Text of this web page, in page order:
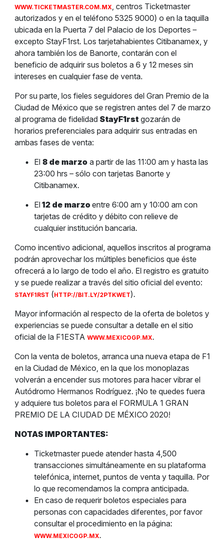
WWW.TICKETMASTER.COM.MX, centros Ticketmaster
autorizados y en el teléfono 5325 9000) o en la taquilla
ubicada en la Puerta 7 del Palacio de los Deportes –
excepto StayF1rst. Los tarjetahabientes Citibanamex, y
ahora también los de Banorte, contarán con el
beneficio de adquirir sus boletos a 6 y 12 meses sin
intereses en cualquier fase de venta.
Por su parte, los fieles seguidores del Gran Premio de la
Ciudad de México que se registren antes del 7 de marzo
al programa de fidelidad StayF1rst gozarán de
horarios preferenciales para adquirir sus entradas en
ambas fases de venta:
El 8 de marzo a partir de las 11:00 am y hasta las
23:00 hrs – sólo con tarjetas Banorte y
Citibanamex.
El12 de marzo entre 6:00 am y 10:00 am con
tarjetas de crédito y débito con relieve de
cualquier institución bancaria.
Como incentivo adicional, aquellos inscritos al programa
podrán aprovechar los múltiples beneficios que éste
ofrecerá a lo largo de todo el año. El registro es gratuito
y se puede realizar a través del sitio oficial del evento:
STAYF1RST (HTTP://BIT.LY/2PTKWET).
Mayor información al respecto de la oferta de boletos y
experiencias se puede consultar a detalle en el sitio
oficial de la F1ESTA WWW.MEXICOGP.MX.
Con la venta de boletos, arranca una nueva etapa de F1
en la Ciudad de México, en la que los monoplazas
volverán a encender sus motores para hacer vibrar el
Autódromo Hermanos Rodríguez. ¡No te quedes fuera
y adquiere tus boletos para el FORMULA 1 GRAN
PREMIO DE LA CIUDAD DE MÉXICO 2020!
NOTAS IMPORTANTES:
Ticketmaster puede atender hasta 4,500
transacciones simultáneamente en su plataforma
telefónica, internet, puntos de venta y taquilla. Por
lo que recomendamos la compra anticipada.
En caso de requerir boletos especiales para
personas con capacidades diferentes, por favor
consultar el procedimiento en la página:
WWW.MEXICOGP.MX.